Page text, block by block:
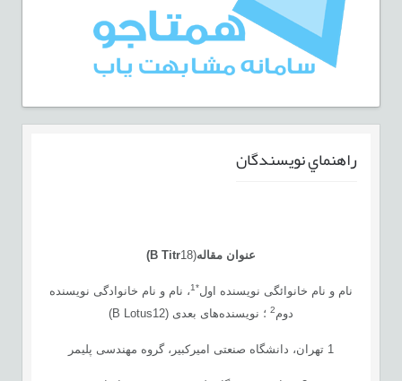
راهنماي نويسندگان
عنوان مقاله(
B Titr18
)
نام‌ و نام خانوائگی نویسنده اول
، نام‌ و نام خانوادگی نویسنده
دوم ؛ نویسنده‌های بعدی (B Lotus12)